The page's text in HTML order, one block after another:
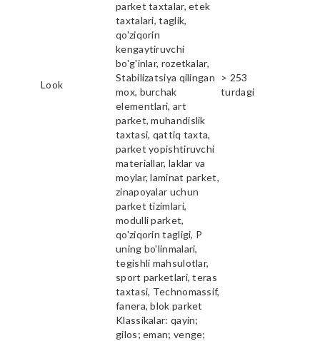
Look
parket taxtalar, etek
taxtalari, taglik,
qo'ziqorin
kengaytiruvchi
bo'g'inlar, rozetkalar,
Stabilizatsiya qilingan
mox, burchak
elementlari, art
parket, muhandislik
taxtasi, qattiq taxta,
parket yopishtiruvchi
materiallar, laklar va
moylar, laminat parket,
zinapoyalar uchun
parket tizimlari,
modulli parket,
qo'ziqorin tagligi, P
uning bo'linmalari,
tegishli mahsulotlar,
sport parketlari, teras
taxtasi, Technomassif,
fanera, blok parket
> 253
turdagi
Klassikalar: qayin;
gilos; eman; venge;